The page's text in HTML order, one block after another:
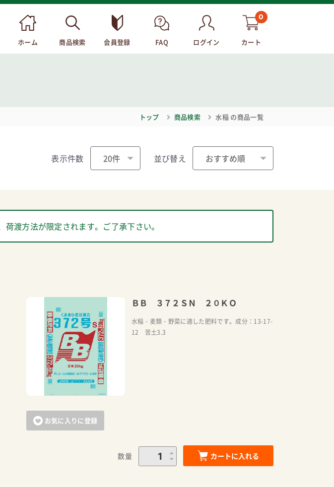
ホーム 商品検索 会員登録 FAQ ログイン
0
カート
トップ 商品検索 水稲 の商品一覧
表示件数 並び替え
渡方法が限定されます。ご了承下さい。
お気に入りに登録
ＢＢ ３７２ＳＮ ２０ＫＯ
水稲・麦類・野菜に適した肥料です。成分：13-17-
12 苦土3.3
数量 カートに入れる